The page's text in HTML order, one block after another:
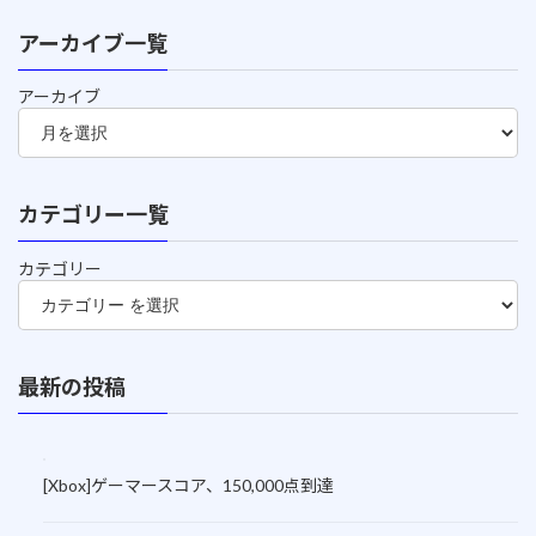
アーカイブ一覧
アーカイブ
カテゴリー一覧
カテゴリー
最新の投稿
[Xbox]ゲーマースコア、150,000点到達